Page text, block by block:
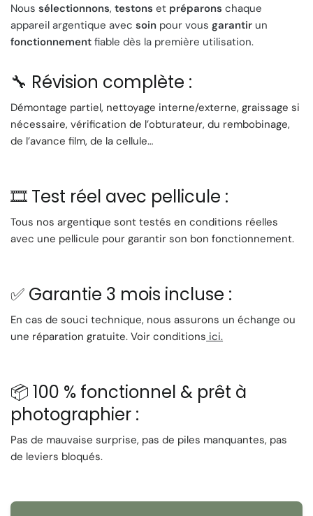
🔍 Objectif: Zoom 37,5–125 mm avec lentilles
asphériques
🎯Mise au point: Autofocus multizone (900 paliers, 5
🧠Mesure de l’exposition : Automatique, sur 3 zones
⚡Flash: Intégré, avec gestion automatique + anti-yeux
rouges
⏱️Retardateur: Oui
📐 Dimensions: Très compact, plus petit que de
nombreux APS
: Léger, boîtier en métal
Design
: Moderne et discret, facilement
✅ Pourquoi choisir le Minolta
Riva Zoom 125 ?
compact
Autofocus intelligent, même sur les sujets décentrés
Exposition précise
faire
Flash bien positionné
Noussélectionnons,testons et préparons chaque
appareil argentique avecsoin pour vousgarantir un
fonctionnement fiable dès la première utilisation.
🔧 Révision complète :
Démontage partiel, nettoyage interne/externe, graissage si
nécessaire, vérification de l’obturateur, du rembobinage,
de l’avance film, de la cellule…
🎞️ Test réel avec pellicule :
Tous nos argentique sont testés en conditions réelles
avec une pellicule pour garantir son bon fonctionnement.
✅ Garantie 3 mois incluse :
En cas de souci technique, nous assurons un échange ou
une réparation gratuite. Voir conditions ici.
📦 100 % fonctionnel & prêt à
photographier :
Pas de mauvaise surprise, pas de piles manquantes, pas
de leviers bloqués.